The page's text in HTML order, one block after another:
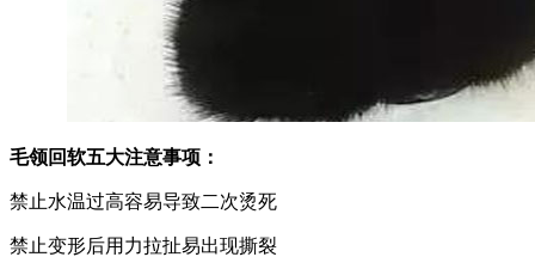
毛领回软五大注意事项：
禁止水温过高容易导致二次烫死
禁止变形后用力拉扯易出现撕裂